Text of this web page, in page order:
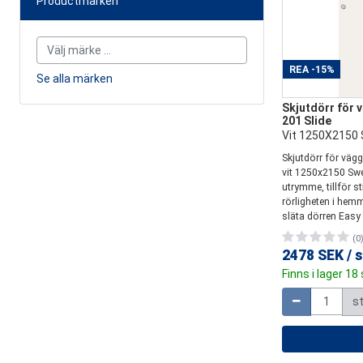
Se alla märken
Skjutdörr för
201 Slide
Vit 1250X2150
Skjutdörr för
utrymme, tillför
rörligheten i
släta dörren Easy
(0)
2478 SEK
Finns i lager 18
Mängd
st
REA -15%
Skjutdörr för
201 Slide
Vit 1250X2150
Skjutdörr för
vit 1250x2150
utrymme, tillför
rörligheten i
släta dörren Easy
(0)
2478 SEK /
Finns i lager 18
Mängd
st